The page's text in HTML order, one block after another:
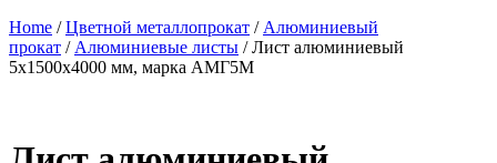
Home /Цветной металлопрокат / Алюминиевый
прокат / Алюминиевые листы / Лист алюминиевый
5х1500х4000 мм, марка АМГ5М